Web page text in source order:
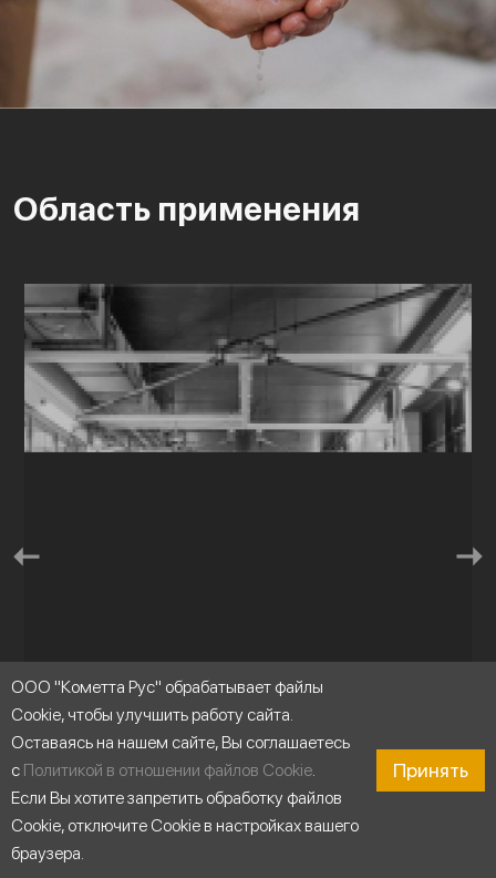
Область применения
Промышленные системы мойки
ООО "Кометта Рус" обрабатывает файлы
Cookie, чтобы улучшить работу сайта.
Оставаясь на нашем сайте, Вы соглашаетесь
с Политикой в отношении файлов Cookie.
Если Вы хотите запретить обработку файлов
Cookie, отключите Cookie в настройках вашего
браузера.
Принять